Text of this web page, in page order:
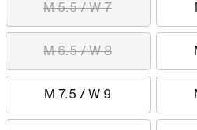
M 5.5 / W 7
M 6.5 / W 8
M 7.5 / W 9